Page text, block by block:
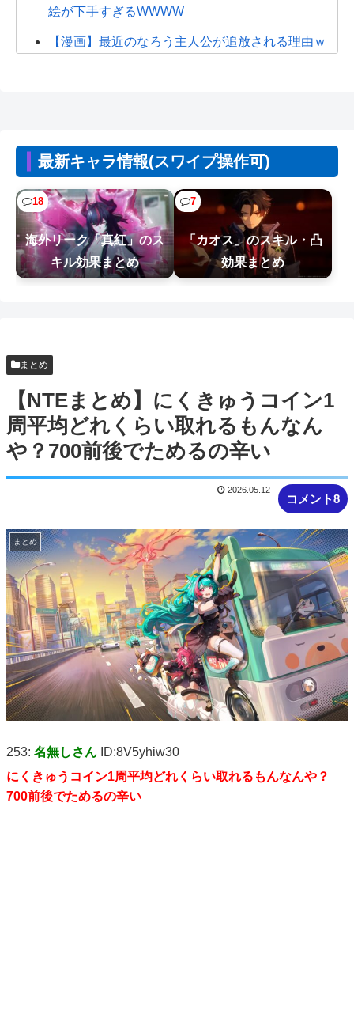
絵が下手すぎるWWWW
【漫画】最近のなろう主人公が追放される理由ｗ
【画像】なぜか読める画像が発見される。お前ら
の想像の10倍読めるｗｗｗｗ
【朗報】ホロライブの大人気VTuber「結婚しても
引退しない」
【画像】熊本「被災者の人はこの『ドラゴンボー
ルの家』みたいな奴の中で過ごしてねー...
【NTEまとめ】ところでみなさんニャクラッチや
ってますか
最新キャラ情報(スワイプ操作可)
18
海外リーク「真紅」のス
キル効果まとめ
7
「カオス」のスキル・凸
効果まとめ
まとめ
【NTEまとめ】にくきゅうコイン1
周平均どれくらい取れるもんなん
や？700前後でためるの辛い
コメント8
2026.05.12
まとめ
253: 名無しさん ID:8V5yhiw30
にくきゅうコイン1周平均どれくらい取れるもんなんや？
700前後でためるの辛い